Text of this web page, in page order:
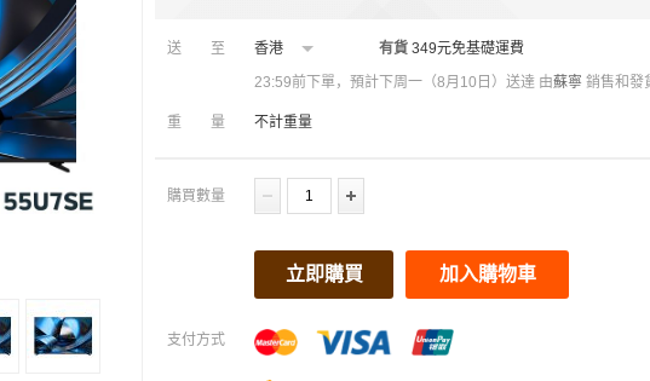
送至 香港 有貨 349元免基礎運費
23:59前下單，預計下周一（8月10日）送達 由蘇寧 銷售和發
重量 不計重量
購買數量
立即購買 加入購物車
支付方式